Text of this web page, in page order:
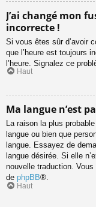
J’ai changé mon
incorrecte !
Si vous êtes sûr d’avoir
que l’heure est toujours
l’heure. Signalez ce
Haut
Ma langue n’est
La raison la plus
langue ou bien que
langue. Essayez de
langue désirée. Si elle
nouvelle traduction.
de phpBB®.
Haut